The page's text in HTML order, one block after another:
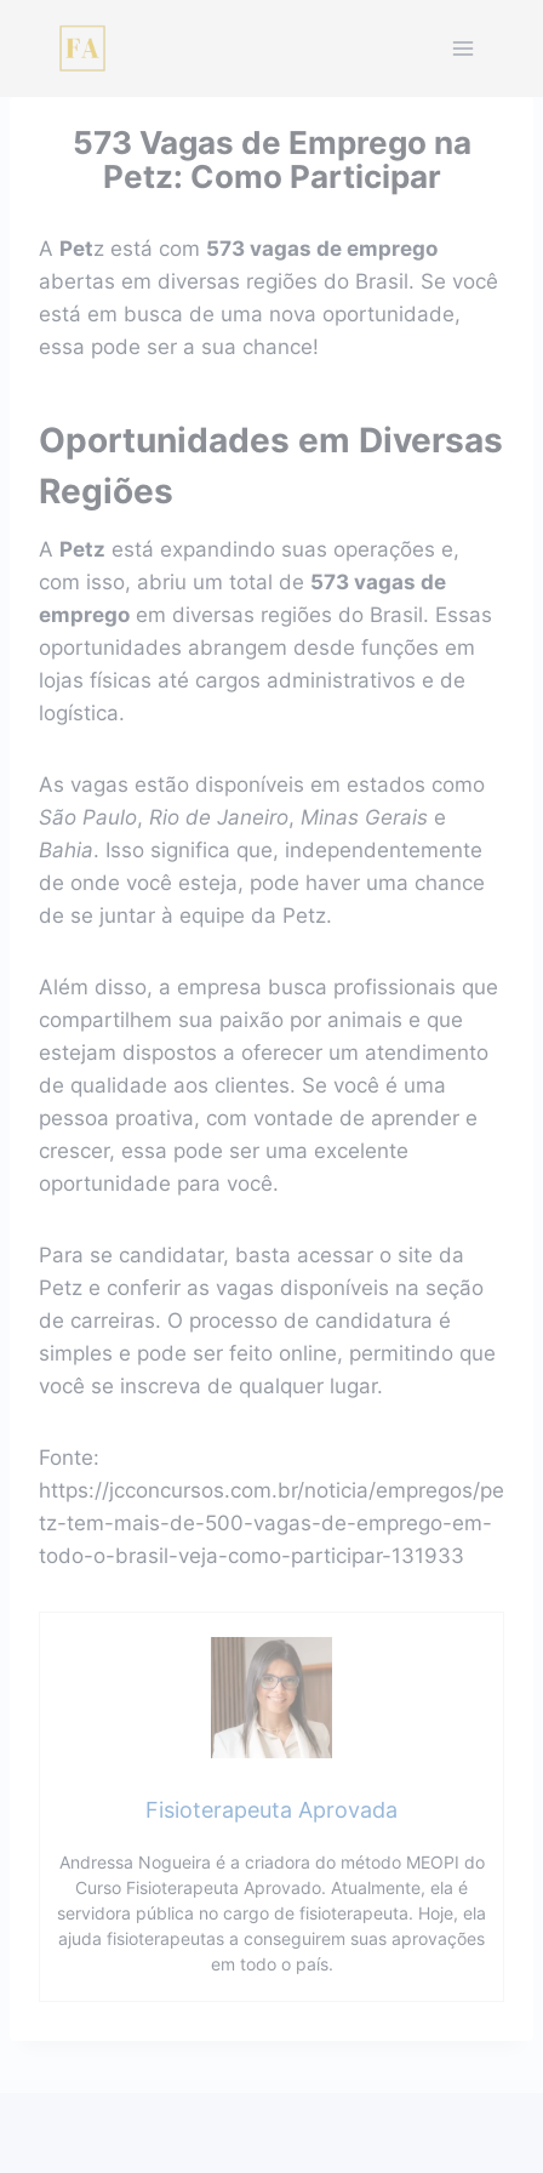
573 Vagas de Emprego na
Petz: Como Participar
A Petz está com 573 vagas de emprego
abertas em diversas regiões do Brasil. Se você
está em busca de uma nova oportunidade,
essa pode ser a sua chance!
Oportunidades em Diversas
Regiões
A Petz está expandindo suas operações e,
com isso, abriu um total de 573 vagas de
emprego em diversas regiões do Brasil. Essas
oportunidades abrangem desde funções em
lojas físicas até cargos administrativos e de
logística.
As vagas estão disponíveis em estados como
São Paulo, Rio de Janeiro, Minas Gerais e
Bahia. Isso significa que, independentemente
de onde você esteja, pode haver uma chance
de se juntar à equipe da Petz.
Além disso, a empresa busca profissionais que
compartilhem sua paixão por animais e que
estejam dispostos a oferecer um atendimento
de qualidade aos clientes. Se você é uma
pessoa proativa, com vontade de aprender e
crescer, essa pode ser uma excelente
oportunidade para você.
Para se candidatar, basta acessar o site da
Petz e conferir as vagas disponíveis na seção
de carreiras. O processo de candidatura é
simples e pode ser feito online, permitindo que
você se inscreva de qualquer lugar.
Fonte:
https://jcconcursos.com.br/noticia/empregos/pe
tz-tem-mais-de-500-vagas-de-emprego-em-
todo-o-brasil-veja-como-participar-131933
Fisioterapeuta Aprovada
Andressa Nogueira é a criadora do método MEOPI do
Curso Fisioterapeuta Aprovado. Atualmente, ela é
servidora pública no cargo de fisioterapeuta. Hoje, ela
ajuda fisioterapeutas a conseguirem suas aprovações
em todo o país.